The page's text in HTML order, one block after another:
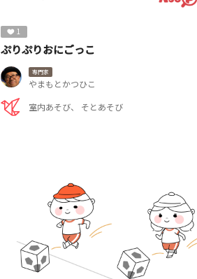
1
ぷりぷりおにごっこ
専門家
やまもとかつひこ
室内あそび
そとあそび